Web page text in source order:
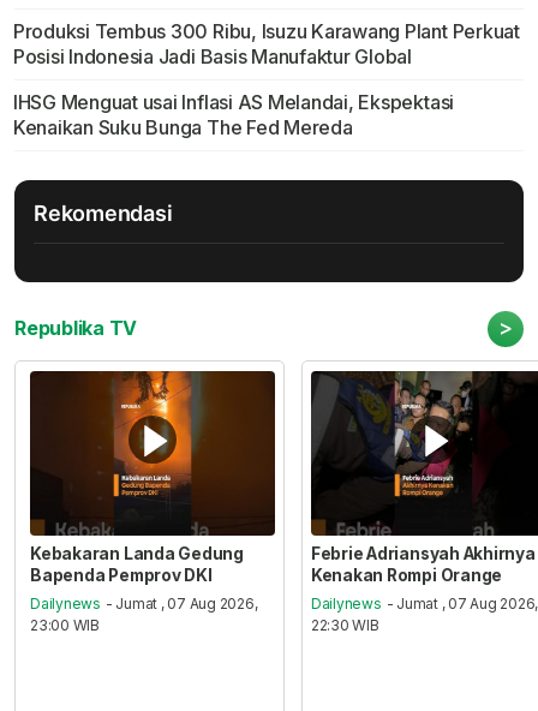
Produksi Tembus 300 Ribu, Isuzu Karawang Plant Perkuat
Posisi Indonesia Jadi Basis Manufaktur Global
IHSG Menguat usai Inflasi AS Melandai, Ekspektasi
Kenaikan Suku Bunga The Fed Mereda
Rekomendasi
Republika TV >
Kebakaran Landa Gedung
Bapenda Pemprov DKI
Dailynews - Jumat , 07 Aug 2026,
23:00 WIB
Febrie Adriansyah Akhirnya
Kenakan Rompi Orange
Dailynews - Jumat , 07 Aug 2026,
22:30 WIB